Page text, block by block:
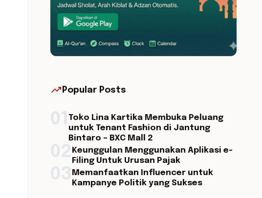
trending_up Popular Posts
Toko Lina Kartika Membuka Peluang
untuk Tenant Fashion di Jantung
Bintaro – BXC Mall 2
Keunggulan Menggunakan Aplikasi e-
Filing Untuk Urusan Pajak
Memanfaatkan Influencer untuk
Kampanye Politik yang Sukses